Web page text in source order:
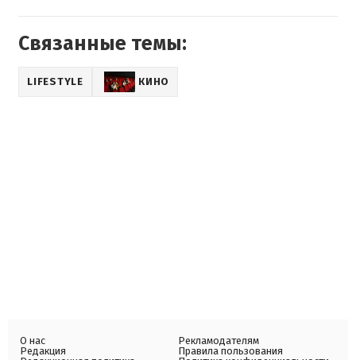
Связанные темы:
LIFESTYLE КИНО
О нас
Редакция
Рекламодателям
Правила пользования